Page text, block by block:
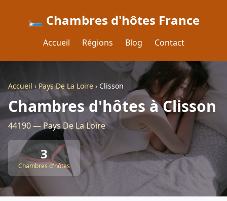
🛏️ Chambres d'hôtes France
Accueil Régions Blog Contact
Accueil › Pays De La Loire › Clisson
Chambres d'hôtes à Clisson
44190 — Pays De La Loire
3
Chambres d'hôtes